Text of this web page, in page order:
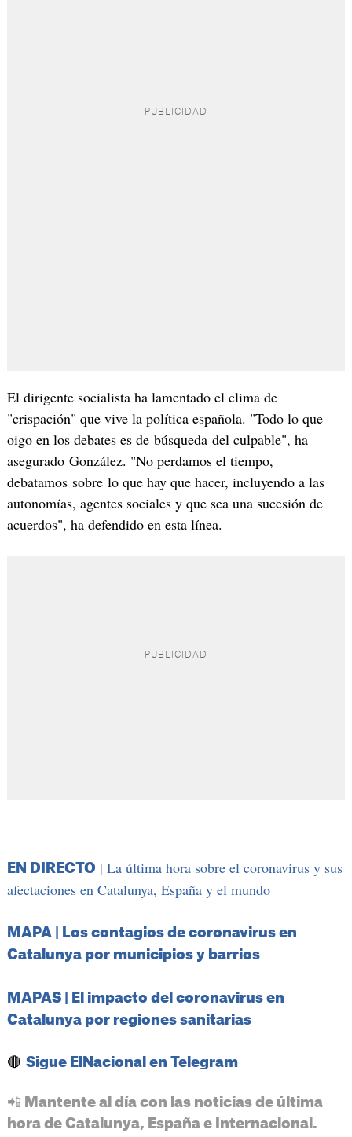
El dirigente socialista ha lamentado el clima de
"crispación" que vive la política española. "Todo lo que
oigo en los debates es de búsqueda del culpable", ha
asegurado González. "No perdamos el tiempo,
debatamos sobre lo que hay que hacer, incluyendo a las
autonomías, agentes sociales y que sea una sucesión de
acuerdos", ha defendido en esta línea.
EN DIRECTO | La última hora sobre el coronavirus y sus
afectaciones en Catalunya, España y el mundo
MAPA | Los contagios de coronavirus en
Catalunya por municipios y barrios
MAPAS | El impacto del coronavirus en
Catalunya por regiones sanitarias
🔴 Sigue ElNacional en Telegram
📲 Mantente al día con las noticias de última
hora de Catalunya, España e Internacional.